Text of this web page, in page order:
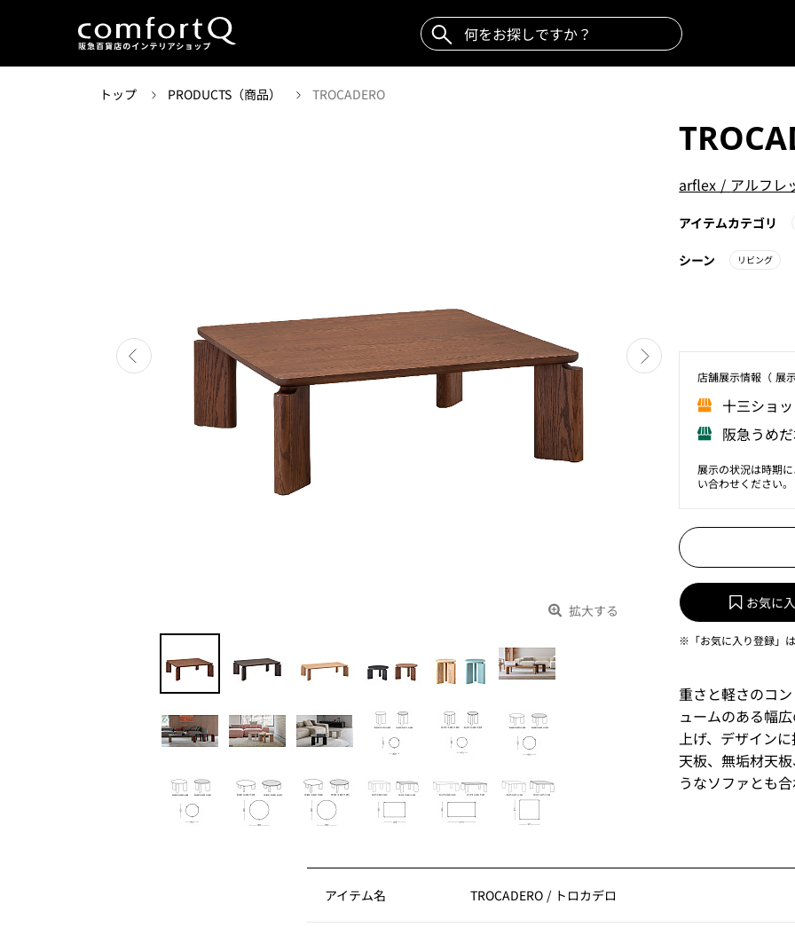
トップ PRODUCTS（商品） TROCADERO
拡大する
arflex / アルフレ
アイテムカテゴリ
シーン リビング
店舗展⽰情報（ 展
⼗三ショ
阪急うめ
展示の状況は時期
い合わせください。
お気に
※「お気に入り登録」
重さと軽さのコ
ュームのある幅
上げ、デザイン
天板、無垢材天
うなソファとも
アイテム名 TROCADERO / トロカデロ